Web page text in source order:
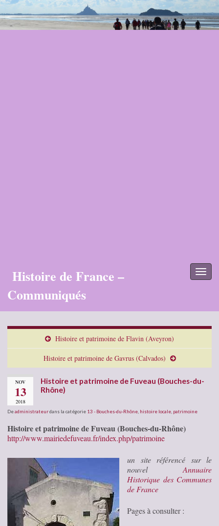
Histoire de France –
Communiqués
Histoire et patrimoine de Flavin (Aveyron)
Histoire et patrimoine de Gavrus (Calvados)
NOV
13
2018
Histoire et patrimoine de Fuveau (Bouches-du-
Rhône)
Deadministrateurdans la catégorie 13 - Bouches-du-Rhône histoire locale patrimoine
Histoire et patrimoine de Fuveau (Bouches-du-Rhône)
http://www.mairiedefuveau.fr/index.php/patrimoine
un site référencé sur le
nouvel Annuaire
Historique des Communes
de France
Pages à consulter :